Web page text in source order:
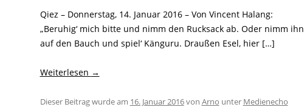
Qiez – Donnerstag, 14. Januar 2016 – Von Vincent Halang:
„Beruhig‘ mich bitte und nimm den Rucksack ab. Oder nimm ihn
auf den Bauch und spiel‘ Känguru. Draußen Esel, hier […]
Weiterlesen →
Dieser Beitrag wurde am 16. Januar 2016von Arno unter Medienecho